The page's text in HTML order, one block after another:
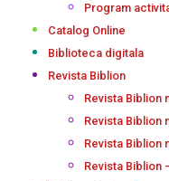
Program
Catalog Online
Biblioteca digitala
Revista Biblion
Revista Biblion
Revista Biblion
Revista Biblion
Revista Biblion